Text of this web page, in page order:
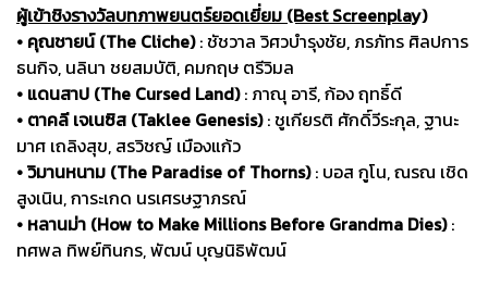
ผู้เข้าชิงรางวัลบทภาพยนตร์ยอดเยี่ยม (Best Screenplay)
• คุณชายน์ (The Cliche): ชัชวาล วิศวบำรุงชัย, ภรภัทร ศิลปการ
ธนกิจ, นลินา ชยสมบัติ, คมกฤษ ตรีวิมล
• แดนสาป (The Cursed Land): ภาณุ อารี, ก้อง ฤทธิ์ดี
• ตาคลี เจเนซิส (Taklee Genesis): ชูเกียรติ ศักดิ์วีระกุล, ฐานะ
มาศ เถลิงสุข, สรวิชญ์ เมืองแก้ว
• วิมานหนาม (The Paradise of Thorns): บอส กูโน, ณรณ เชิด
สูงเนิน, การะเกด นรเศรษฐาภรณ์
• หลานม่า (How to Make Millions Before Grandma Dies):
ทศพล ทิพย์ทินกร, พัฒน์ บุญนิธิพัฒน์